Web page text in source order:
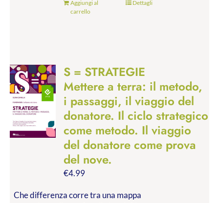
Aggiungi al
carrello
Dettagli
S = STRATEGIE
Mettere a terra: il metodo,
i passaggi, il viaggio del
donatore. Il ciclo strategico
come metodo. Il viaggio
del donatore come prova
del nove.
€4.99
Che differenza corre tra una mappa